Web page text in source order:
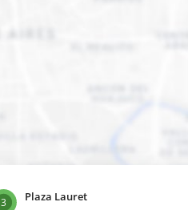
3 Plaza Lauret